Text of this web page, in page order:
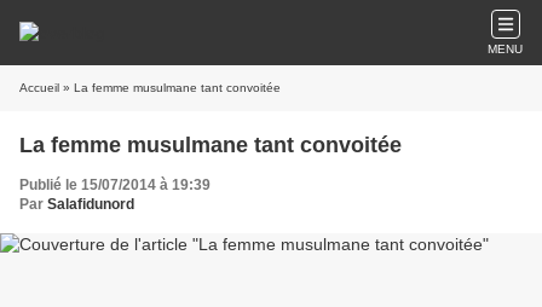
MENU
Accueil » La femme musulmane tant convoitée
La femme musulmane tant convoitée
Publié le 15/07/2014 à 19:39
Par Salafidunord